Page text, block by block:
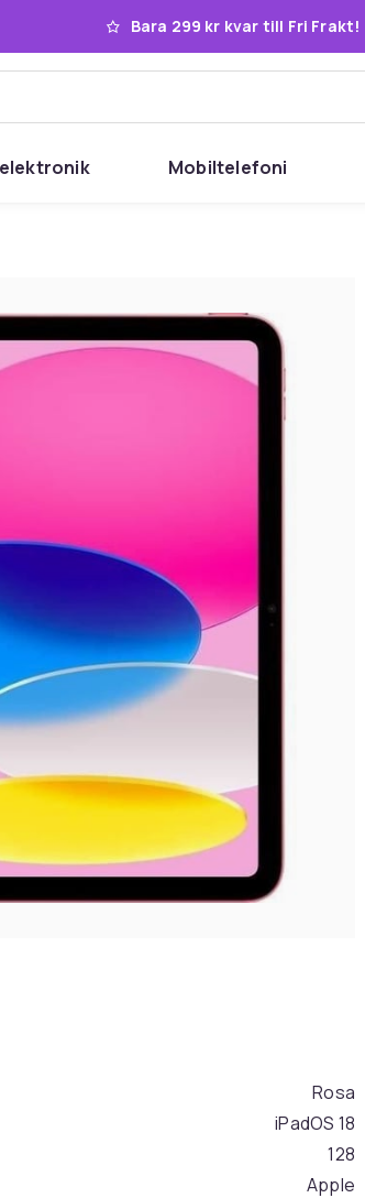
Bara 299 kr kvar till Fri Frakt!
Mobiltelefoni
Rosa
iPadOS 18
128
Apple